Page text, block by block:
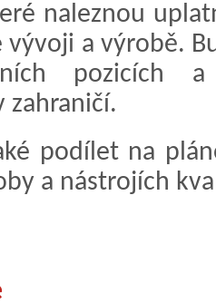
naleznou
vývoji a výrobě.
pozicích
zahraničí.
podílet na
a nástrojích